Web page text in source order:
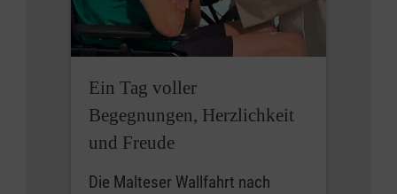
Ein Tag voller
Begegnungen, Herzlichkeit
und Freude
Die Malteser Wallfahrt nach